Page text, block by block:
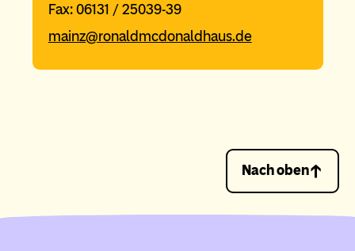
Fax: 06131 / 25039-39
mainz@ronaldmcdonaldhaus.de
Nach oben